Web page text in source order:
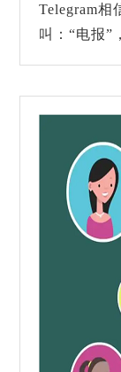
Telegram相
叫：“电报”